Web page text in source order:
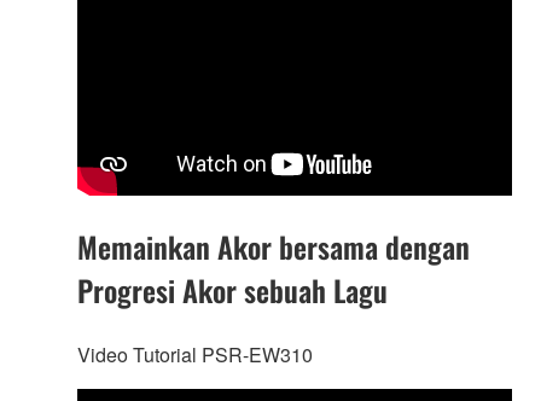
Memainkan Akor bersama dengan
Progresi Akor sebuah Lagu
Video Tutorial PSR-EW310